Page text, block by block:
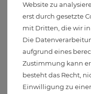
Website zu
erst durch gesetzte
mit Dritten, die wir
Die
aufgrund eines
Zustimmung kann
besteht das Recht,
Einwilligung zu
Wir versenden Ihr Licht
Umweltfreundlicher
Versand mit DHL als